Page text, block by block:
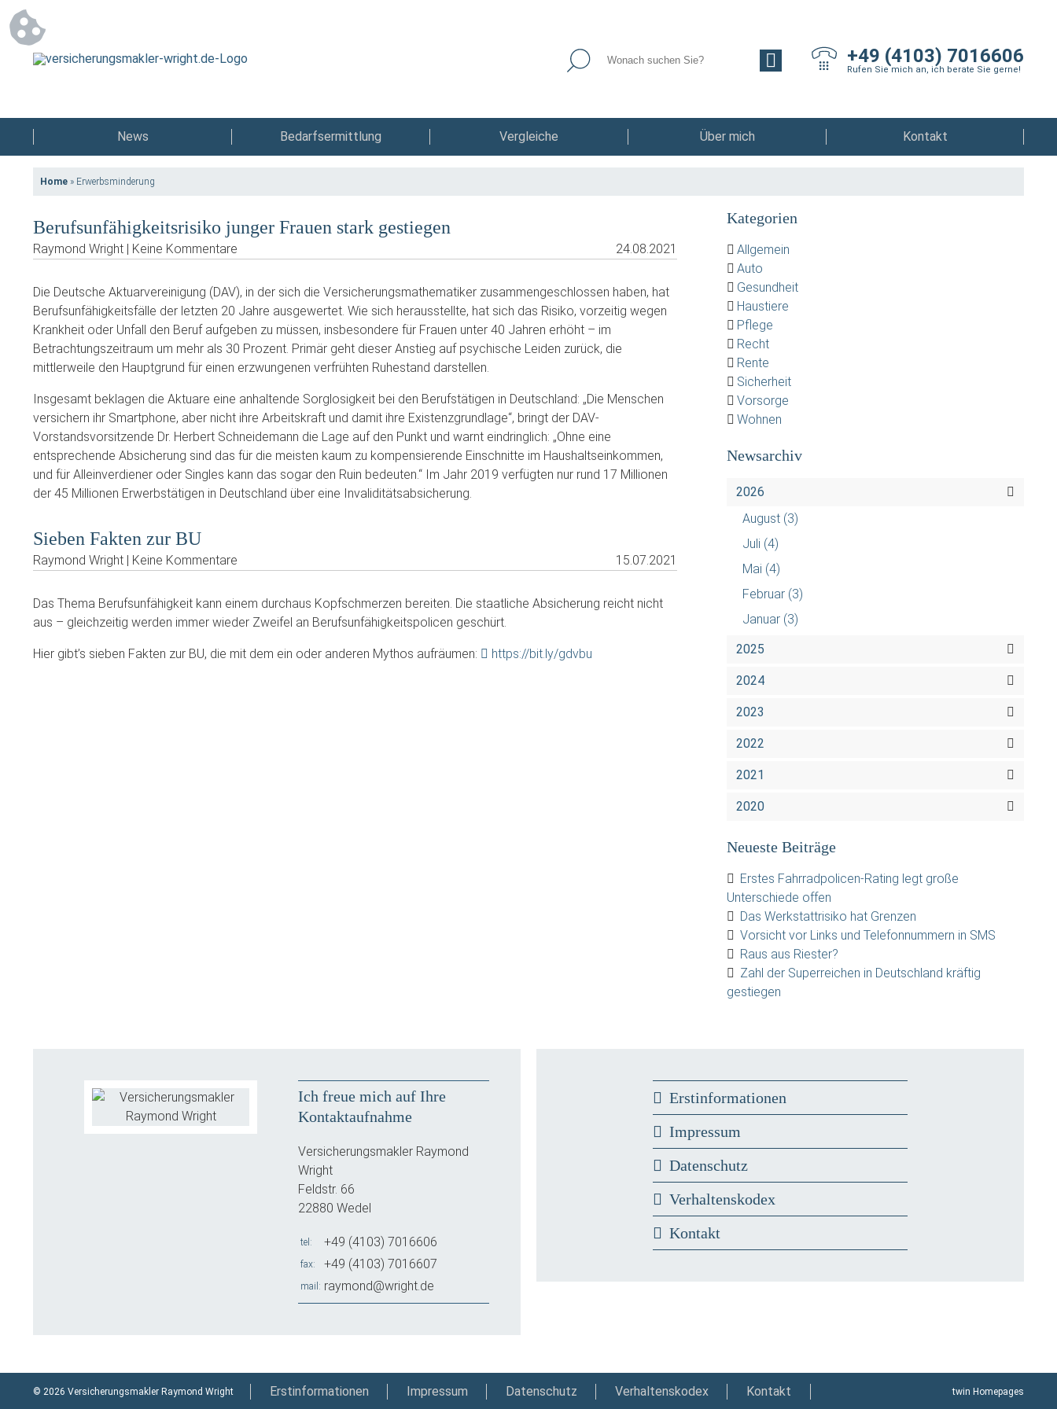
+49 (4103) 7016606
Rufen Sie mich an, ich berate Sie gerne!
News Bedarfsermittlung Vergleiche Über mich Kontakt
Home » Erwerbsminderung
Berufsunfähigkeitsrisiko junger Frauen stark gestiegen
Raymond Wright | Keine Kommentare 24.08.2021
Die Deutsche Aktuarvereinigung (DAV), in der sich die Versicherungsmathematiker zusammengeschlossen haben, hat
Berufsunfähigkeitsfälle der letzten 20 Jahre ausgewertet. Wie sich herausstellte, hat sich das Risiko, vorzeitig wegen
Krankheit oder Unfall den Beruf aufgeben zu müssen, insbesondere für Frauen unter 40 Jahren erhöht – im
Betrachtungszeitraum um mehr als 30 Prozent. Primär geht dieser Anstieg auf psychische Leiden zurück, die
mittlerweile den Hauptgrund für einen erzwungenen verfrühten Ruhestand darstellen.
Insgesamt beklagen die Aktuare eine anhaltende Sorglosigkeit bei den Berufstätigen in Deutschland: „Die Menschen
versichern ihr Smartphone, aber nicht ihre Arbeitskraft und damit ihre Existenzgrundlage“, bringt der DAV-
Vorstandsvorsitzende Dr. Herbert Schneidemann die Lage auf den Punkt und warnt eindringlich: „Ohne eine
entsprechende Absicherung sind das für die meisten kaum zu kompensierende Einschnitte im Haushaltseinkommen,
und für Alleinverdiener oder Singles kann das sogar den Ruin bedeuten.“ Im Jahr 2019 verfügten nur rund 17 Millionen
der 45 Millionen Erwerbstätigen in Deutschland über eine Invaliditätsabsicherung.
Sieben Fakten zur BU
Raymond Wright | Keine Kommentare 15.07.2021
Das Thema Berufsunfähigkeit kann einem durchaus Kopfschmerzen bereiten. Die staatliche Absicherung reicht nicht
aus – gleichzeitig werden immer wieder Zweifel an Berufsunfähigkeitspolicen geschürt.
Hier gibt’s sieben Fakten zur BU, die mit dem ein oder anderen Mythos aufräumen: https://bit.ly/gdvbu
Kategorien
Allgemein
Auto
Gesundheit
Haustiere
Pflege
Recht
Rente
Sicherheit
Vorsorge
Wohnen
Newsarchiv
2026
August (3)
Juli (4)
Mai (4)
Februar (3)
Januar (3)
2025
2024
2023
2022
2021
2020
Neueste Beiträge
Erstes Fahrradpolicen-Rating legt große
Unterschiede offen
Das Werkstattrisiko hat Grenzen
Vorsicht vor Links und Telefonnummern in SMS
Raus aus Riester?
Zahl der Superreichen in Deutschland kräftig
gestiegen
Ich freue mich auf Ihre
Kontaktaufnahme
Versicherungsmakler Raymond
Wright
Feldstr. 66
22880 Wedel
tel +49 (4103) 7016606
fax +49 (4103) 7016607
mail raymond@wright.de
Erstinformationen
Impressum
Datenschutz
Verhaltenskodex
Kontakt
Erstinformationen Impressum Datenschutz Verhaltenskodex Kontakt
© 2026 Versicherungsmakler Raymond Wright twin Homepages